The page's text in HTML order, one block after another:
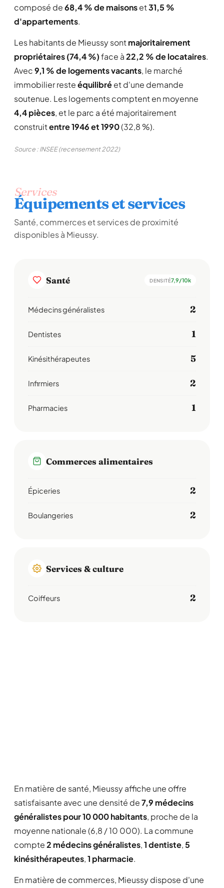
composé de68,4 % de maisonset31,5 %
d'appartements.
Les habitants de Mieussy sontmajoritairement
propriétaires (74,4 %)face à22,2 % de locataires.
Avec9,1 % de logements vacants, le marché
immobilier resteéquilibréet d'une demande
soutenue. Les logements comptent en moyenne
4,4 pièces, et le parc a été majoritairement
construitentre 1946 et 1990(32,8 %).
Source : INSEE (recensement 2022)
Services
Équipements et services
Santé, commerces et services de proximité
disponibles à Mieussy.
Santé DENSITÉ7,9/10k
Médecins généralistes 2
Dentistes 1
Kinésithérapeutes 5
Infirmiers 2
Pharmacies 1
Commerces alimentaires
Épiceries 2
Boulangeries 2
Services & culture
Coiffeurs 2
En matière de santé, Mieussy affiche une offre
satisfaisante avec une densité de7,9 médecins
généralistes pour 10 000 habitants, proche de la
moyenne nationale (6,8 / 10 000). La commune
compte2 médecins généralistes,1 dentiste,5
kinésithérapeutes,1 pharmacie.
En matière de commerces, Mieussy dispose d'une